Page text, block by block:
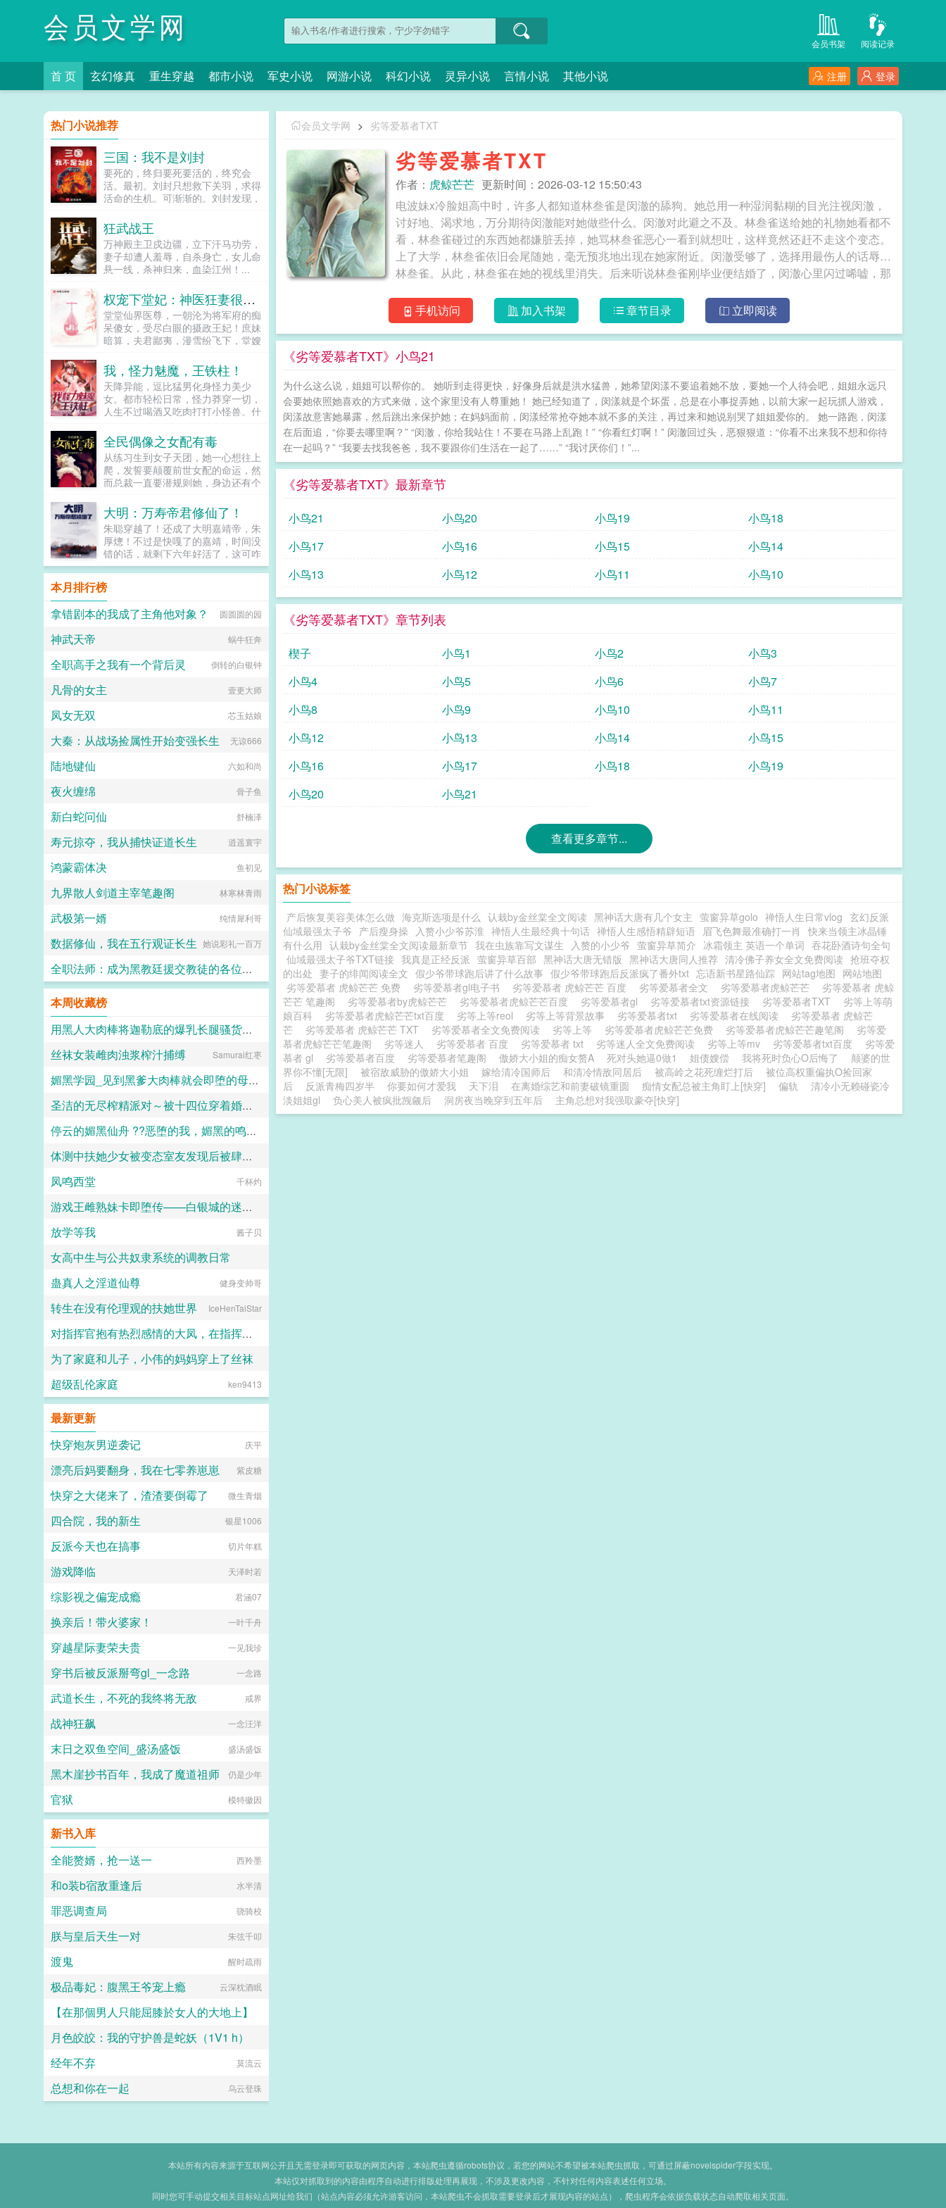
会员文学网 阅读记录
会员书架
首 页 玄幻修真 重生穿越 都市小说 军史小说 网游小说 科幻小说 灵异小说 言情小说 其他小说 登录
注册
会员文学网 > 劣等爱慕者TXT
劣等爱慕者TXT
作者： 虎鲸芒芒 更新时间：2026-03-12 15:50:43
电波妹x冷脸姐高中时，许多人都知道林叁雀是闵澈的舔狗。她总用一种湿润黏糊的目光注视闵澈，
讨好地、渴求地，万分期待闵澈能对她做些什么。闵澈对此避之不及。林叁雀送给她的礼物她看都不
看，林叁雀碰过的东西她都嫌脏丢掉，她骂林叁雀恶心一看到就想吐，这样竟然还赶不走这个变态。
上了大学，林叁雀依旧会尾随她，毫无预兆地出现在她家附近。闵澈受够了，选择用最伤人的话辱骂
林叁雀。从此，林叁雀在她的视线里消失。后来听说林叁雀刚毕业便结婚了，闵澈心里闪过唏嘘，那
脸，穿着白衬衫员工服，腰身很细，手上戴着婚戒，对视间，她无法忽视林叁雀脖子上没遮住的吻
痕。早听说林叁雀婚后过得不太好，光临水果店的次数多了，这个传闻得到印证。她看到林叁雀裸露
出来的皮肤常有淤青，手腕有过红痕，甚至手背还有被烫伤的痕迹，她不确定那是不是烟疤。这她忍
手机访问 加入书架 章节目录 立即阅读
《劣等爱慕者TXT》小鸟21
为什么这么说，姐姐可以帮你的。 她听到走得更快，好像身后就是洪水猛兽，她希望闵漾不要追着她不放，要她一个人待会吧，姐姐永远只
会要她依照她喜欢的方式来做，这个家里没有人尊重她！ 她已经知道了，闵漾就是个坏蛋，总是在小事捉弄她，以前大家一起玩抓人游戏，
闵漾故意害她暴露，然后跳出来保护她；在妈妈面前，闵漾经常抢夺她本就不多的关注，再过来和她说别哭了姐姐爱你的。 她一路跑，闵漾
在后面追，“你要去哪里啊？” “闵澈，你给我站住！不要在马路上乱跑！” “你看红灯啊！” 闵澈回过头，恶狠狠道：“你看不出来我不想和你待
在一起吗？” “我要去找我爸爸，我不要跟你们生活在一起了……” “我讨厌你们！”...
《劣等爱慕者TXT》最新章节
小鸟21 小鸟20 小鸟19
小鸟18
小鸟17
小鸟16 小鸟15
小鸟14
小鸟13
小鸟12 小鸟11 小鸟10
《劣等爱慕者TXT》章节列表
楔子 小鸟1 小鸟2
小鸟3
小鸟4
小鸟5 小鸟6
小鸟7
小鸟8
小鸟9 小鸟10
小鸟11
小鸟12
小鸟13 小鸟14
小鸟15
小鸟16
小鸟17 小鸟18
小鸟19
小鸟20
小鸟21
查看更多章节...
热门小说标签
产后恢复美容美体怎么做 海克斯选项是什么 认栽by金丝棠全文阅读 黑神话大唐有几个女主 萤窗异草golo 禅悟人生日常vlog 玄幻反派
仙域最强太子爷 产后瘦身操 入赘小少爷苏淮 禅悟人生最经典十句话 禅悟人生感悟精辟短语 眉飞色舞最准确打一肖
快来当领主冰晶锤
有什么用 认栽by金丝棠全文阅读最新章节 我在虫族靠写文谋生 入赘的小少爷 萤窗异草简介 冰霜领主 英语一个单词 吞花卧酒诗句全句
仙域最强太子爷TXT链接 我真是正经反派 萤窗异草百部 黑神话大唐无错版 黑神话大唐同人推荐 清冷佛子养女全文免费阅读 抢班夺权
的出处 妻子的绯闻阅读全文 假少爷带球跑后讲了什么故事 假少爷带球跑后反派疯了番外txt 忘语新书星路仙踪 网站tag地图 网站地图
劣等爱慕者 虎鲸芒芒 免费
劣等爱慕者gl电子书 劣等爱慕者 虎鲸芒芒 百度 劣等爱慕者全文 劣等爱慕者虎鲸芒芒
劣等爱慕者 虎鲸
芒芒 笔趣阁
劣等爱慕者by虎鲸芒芒 劣等爱慕者虎鲸芒芒百度 劣等爱慕者gl 劣等爱慕者txt资源链接 劣等爱慕者TXT
劣等上等萌
娘百科
劣等爱慕者虎鲸芒芒txt百度 劣等上等reol 劣等上等背景故事 劣等爱慕者txt 劣等爱慕者在线阅读
劣等爱慕者 虎鲸芒
芒
劣等爱慕者 虎鲸芒芒 TXT 劣等爱慕者全文免费阅读 劣等上等 劣等爱慕者虎鲸芒芒免费 劣等爱慕者虎鲸芒芒趣笔阁
劣等爱
慕者虎鲸芒芒笔趣阁
劣等迷人 劣等爱慕者 百度 劣等爱慕者 txt 劣等迷人全文免费阅读 劣等上等mv 劣等爱慕者txt百度
劣等爱
慕者 gl
劣等爱慕者百度 劣等爱慕者笔趣阁 傲娇大小姐的痴女赘A 死对头她逼0做1 姐债嫂偿 我将死时负心O后悔了
颠婆的世
界你不懂[无限]
被宿敌威胁的傲娇大小姐 嫁给清冷国师后 和清冷情敌同居后 被高岭之花死缠烂打后
被位高权重偏执O捡回家
后
反派青梅四岁半 你要如何才爱我 天下泪 在离婚综艺和前妻破镜重圆 痴情女配总被主角盯上[快穿] 偏轨
清冷小无赖碰瓷冷
淡姐姐gl
负心美人被疯批觊觎后 洞房夜当晚穿到五年后 主角总想对我强取豪夺[快穿]
热门小说推荐
三国：我不是刘封
要死的，终归要死要活的，终究会
活。最初。刘封只想救下关羽，求得
活命的生机。可渐渐的。刘封发现，
还有…曹丕刘封，你一个贩履小儿的
假子，又来拒汝公！孙权兔死狗烹，
鸟尽弓藏。刘封你别杀了，你要养寇
自重啊！司马懿我有一计，可谗言刘
封蓄意谋反！诸葛亮大司马蹈履忠
不骄白屋之士，可谓能持盈守位，劳
谦其德者也刘禅当年父皇仙逝时，曾
在屋外埋伏刀斧手，一旦刘封兄长同
意继位称帝，刀斧手就会出现将朕砍
后。陈寿在刘封传评曰刘封虽处嫌疑
之地，但思防足以自卫虽事二祖，但
不负父子兄弟之谊。奇哉！...
狂武战王
万神殿主卫戍边疆，立下汗马功劳，
妻子却遭人羞辱，自杀身亡，女儿命
悬一线，杀神归来，血染江州！...
权宠下堂妃：神医狂妻很嚣张
堂堂仙界医尊，一朝沦为将军府的痴
呆傻女，受尽白眼的摄政王妃！庶妹
暗算，夫君鄙夷，漫雪纷飞下，堂嫂
忆全复，一双素手，医死人肉白骨。
两袖轻挥，整个京城为之颤抖。誓要
让欺她辱她之人，付出惨痛代价！传
说，她嫁给摄政王，是她八辈子修来
的福气，殊不知人间我玩腻了，休书
阳光道，你只能走独木桥，要是越
线，休怪我不客气！摄政王赶紧扶着
自家的娇妻乖，别闹，小心动了胎
气...
我，怪力魅魔，王铁柱！
天降异能，逗比猛男化身怪力美少
女。都市轻松日常，怪力莽穿一切，
人生不过喝酒又吃肉打打小怪兽。什
该死的金钱！走开，你们这些该死的
地位！世上无人不识我！绝世美人王
铁柱！柱哥，你有可能成为超人啊！
超人？哪个超人？咸蛋超人啊！不
是，是那个裤衩穿外面，到处溜达那
那个是吧。对对对，就是他。我看
过，打着打着，还有神奇女侠，小丑
女，猫女啊啥的，都来了。但没看见
穿裤衩啊！等会儿？柱哥，你看的是
正经超人不？...
全民偶像之女配有毒
从练习生到女子天团，她一心想往上
爬，发誓要颠覆前世女配的命运，然
而总裁一直要潜规则她，身边还有个
大明：万寿帝君修仙了！
朱聪穿越了！还成了大明嘉靖帝，朱
厚熜！不过是快嘎了的嘉靖，时间没
错的话，就剩下六年好活了，这可咋
办？就在嘉靖看着自己这幅残躯心慌
不已的时候，却发现自己可以进入一
方修仙世界于是，一个穿梭两界，修
仙的嘉靖诞生了！一个崭新的大明，
也将在真正的万寿帝君手中，成为闪
本月排行榜
拿错剧本的我成了主角他对象？
圆圆圆的园
神武天帝 蜗牛狂奔
全职高手之我有一个背后灵 倒转的白银钟
凡骨的女主 壹更大师
凤女无双 芯玉姑娘
大秦：从战场捡属性开始变强长生 无谅666
陆地键仙 六如和尚
夜火缠绵 骨子鱼
新白蛇问仙 舒楠泽
寿元掠夺，我从捕快证道长生 逍遥寰宇
鸿蒙霸体决 鱼初见
九界散人剑道主宰笔趣阁 林寒林青雨
武极第一婿 纯情犀利哥
数据修仙，我在五行观证长生 她说彩礼一百万
全职法师：成为黑教廷援交教徒的各位婊子
本周收藏榜
用黑人大肉棒将迦勒底的爆乳长腿骚货英灵一个个的全都调教成发情媚黑母猪贱婊吧
克图格亚改二
丝袜女装雌肉浊浆榨汁捕缚 Samurai红枣
媚黑学园_见到黑爹大肉棒就会即堕的母猪教师和婊子学生
圣洁的无尽榨精派对～被十四位穿着婚纱的舰娘新娘们在教堂内献上身体的集体婚礼～
火锅气候
停云的媚黑仙舟 ??恶堕的我，媚黑的鸣火首席以及仙舟??
体测中扶她少女被变态室友发现后被肆意玩弄
愿璀璨的北极光永远闪耀
凤鸣西堂 千杯灼
游戏王雌熟妹卡即堕传——白银城的迷宫主?拉比丽斯篇
丁骨
放学等我 酱子贝
女高中生与公共奴隶系统的调教日常
喵不可言
蛊真人之淫道仙尊 健身变帅哥
转生在没有伦理观的扶她世界 IceHenTaiStar
对指挥官抱有热烈感情的大凤，在指挥官被迫出差的一年中被黑人用媚药和甜言蜜语玩弄成满身刺青的媚黑婊子
Kyle
为了家庭和儿子，小伟的妈妈穿上了丝袜
daokee
超级乱伦家庭 ken9413
最新更新
快穿炮灰男逆袭记
庆平
漂亮后妈要翻身，我在七零养崽崽 紫皮糖
快穿之大佬来了，渣渣要倒霉了 微生青烟
四合院，我的新生 银星1006
反派今天也在搞事 切片年糕
游戏降临 天泽时若
综影视之偏宠成瘾 君涵07
换亲后！带火婆家！ 一叶千舟
穿越星际妻荣夫贵 一见我珍
穿书后被反派掰弯gl_一念路 一念路
武道长生，不死的我终将无敌 戒界
战神狂飙 一念汪洋
末日之双鱼空间_盛汤盛饭 盛汤盛饭
黑木崖抄书百年，我成了魔道祖师 仍是少年
官狱 模特徽因
新书入库
全能赘婿，抢一送一
西羚墨
和o装b宿敌重逢后 水半清
罪恶调查局 骁骑校
朕与皇后天生一对 朱弦千叩
渡鬼 醒时疏雨
极品毒妃：腹黑王爷宠上瘾 云深枕酒眠
【在那個男人只能屈膝於女人的大地上】
小怪兽
月色皎皎：我的守护兽是蛇妖（1V1 h）
暗黑猫妖
经年不弃 莫流云
总想和你在一起 乌云登珠
本站所有内容来源于互联网公开且无需登录即可获取的网页内容，本站爬虫遵循robots协议，若您的网站不希望被本站爬虫抓取，可通过屏蔽novelspider字段实现。
本站仅对抓取到的内容由程序自动进行排版处理再展现，不涉及更改内容，不针对任何内容表述任何立场。
同时您可手动提交相关目标站点网址给我们（站点内容必须允许游客访问，本站爬虫不会抓取需要登录后才展现内容的站点），爬虫程序会依据负载状态自动爬取相关页面。